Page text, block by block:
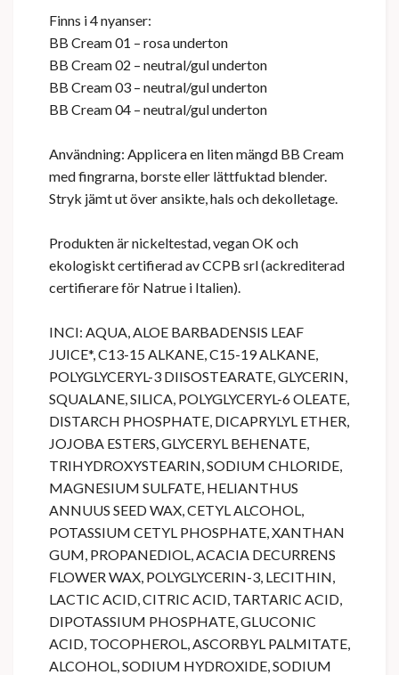
Finns i 4 nyanser:
BB Cream 01 – rosa underton
BB Cream 02 – neutral/gul underton
BB Cream 03 – neutral/gul underton
BB Cream 04 – neutral/gul underton
Användning: Applicera en liten mängd BB Cream
med fingrarna, borste eller lättfuktad blender.
Stryk jämt ut över ansikte, hals och dekolletage.
Produkten är nickeltestad, vegan OK och
ekologiskt certifierad av CCPB srl (ackrediterad
certifierare för Natrue i Italien).
INCI: AQUA, ALOE BARBADENSIS LEAF
JUICE*, C13-15 ALKANE, C15-19 ALKANE,
POLYGLYCERYL-3 DIISOSTEARATE, GLYCERIN,
SQUALANE, SILICA, POLYGLYCERYL-6 OLEATE,
DISTARCH PHOSPHATE, DICAPRYLYL ETHER,
JOJOBA ESTERS, GLYCERYL BEHENATE,
TRIHYDROXYSTEARIN, SODIUM CHLORIDE,
MAGNESIUM SULFATE, HELIANTHUS
ANNUUS SEED WAX, CETYL ALCOHOL,
POTASSIUM CETYL PHOSPHATE, XANTHAN
GUM, PROPANEDIOL, ACACIA DECURRENS
FLOWER WAX, POLYGLYCERIN-3, LECITHIN,
LACTIC ACID, CITRIC ACID, TARTARIC ACID,
DIPOTASSIUM PHOSPHATE, GLUCONIC
ACID, TOCOPHEROL, ASCORBYL PALMITATE,
ALCOHOL, SODIUM HYDROXIDE, SODIUM